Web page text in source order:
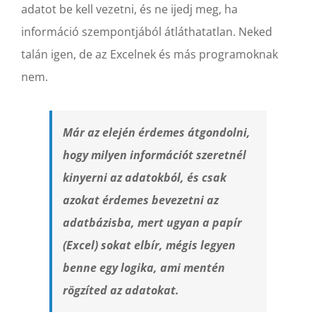
adatot be kell vezetni, és ne ijedj meg, ha
információ szempontjából átláthatatlan. Neked
talán igen, de az Excelnek és más programoknak
nem.
Már az elején érdemes átgondolni,
hogy milyen információt szeretnél
kinyerni az adatokból, és csak
azokat érdemes bevezetni az
adatbázisba, mert ugyan a papír
(Excel) sokat elbír, mégis legyen
benne egy logika, ami mentén
rögzíted az adatokat.